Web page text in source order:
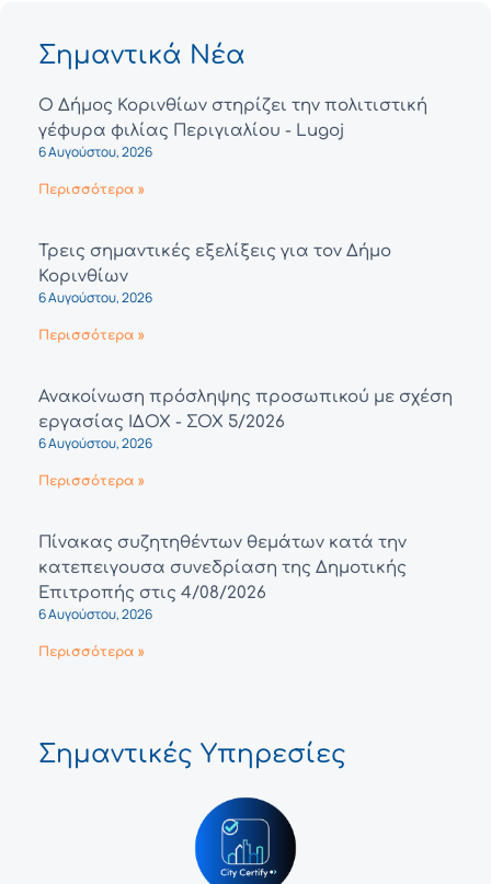
Σημαντικά Νέα
Ο Δήμος Κορινθίων στηρίζει την πολιτιστική
γέφυρα φιλίας Περιγιαλίου - Lugoj
6 Αυγούστου, 2026
Περισσότερα »
Τρεις σημαντικές εξελίξεις για τον Δήμο
Κορινθίων
6 Αυγούστου, 2026
Περισσότερα »
Ανακοίνωση πρόσληψης προσωπικού με σχέση
εργασίας ΙΔΟΧ - ΣΟΧ 5/2026
6 Αυγούστου, 2026
Περισσότερα »
Πίνακας συζητηθέντων θεμάτων κατά την
κατεπειγουσα συνεδρίαση της Δημοτικής
Επιτροπής στις 4/08/2026
6 Αυγούστου, 2026
Περισσότερα »
Σημαντικές Υπηρεσίες